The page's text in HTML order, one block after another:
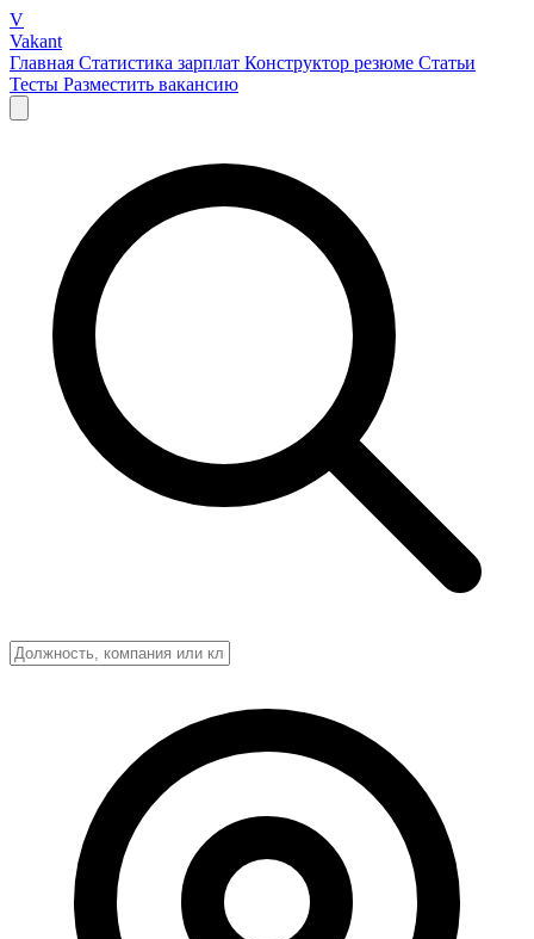
V
Vakant
Главная Статистика зарплат Конструктор резюме Статьи
Тесты Разместить вакансию